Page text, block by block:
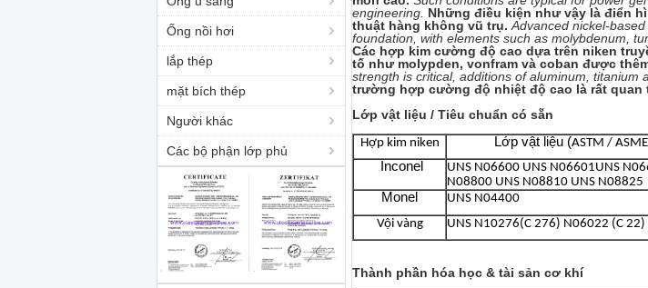
Ống nồi hơi
lắp thép
mặt bích thép
Người khác
Các bộ phận lớp phủ
engineering. Những điều kiện như vậy là điển
thuật hàng không vũ trụ. Advanced nickel-
foundation, with elements such as molybdenum,
Các hợp kim cường độ cao dựa trên niken
tố như molypden, vonfram và coban được
strength is critical, additions of aluminum, titanium
trường hợp cường độ nhiệt độ cao là rất
Lớp vật liệu / Tiêu chuẩn có sẵn
Hợp kim niken Lớp vật liệu (ASTM /
Inconel UNS N06600 UNS N06601UNS
N08800 UNS N08810 UNS N08825
Monel UNS N04400
Vội vàng
UNS N10276(C 276) N06022 (C
Thành phần hóa học & tài sản cơ khí